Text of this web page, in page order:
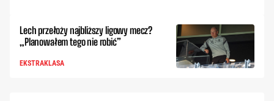
Lech przełoży najbliższy ligowy mecz?
„Planowałem tego nie robić”
EKSTRAKLASA